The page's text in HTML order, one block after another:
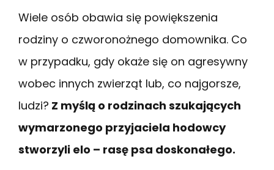
Wiele osób obawia się powiększenia
rodziny o czworonożnego domownika. Co
w przypadku, gdy okaże się on agresywny
wobec innych zwierząt lub, co najgorsze,
ludzi? Z myślą o rodzinach szukających
wymarzonego przyjaciela hodowcy
stworzyli elo – rasę psa doskonałego.